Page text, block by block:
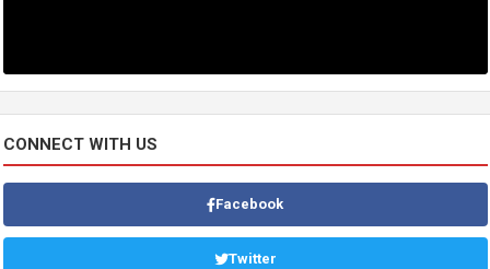
CONNECT WITH US
Facebook
Twitter